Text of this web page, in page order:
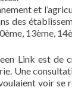
et
des
13ème,
Link est de
Une
voir se